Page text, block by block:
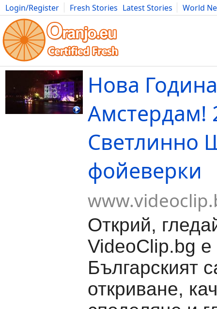
Login/Register Fresh Stories Latest Stories
World
Movies Anime Music Art Cars Advice Science
Нова
Амстердам!
Светлинно
фойеверки
Открий,
VideoClip.bg е
Българският
откриване,